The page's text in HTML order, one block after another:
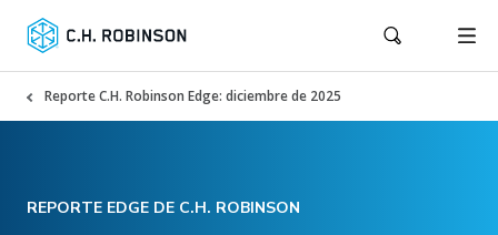
Reporte C.H. Robinson Edge: diciembre de 2025
REPORTE EDGE DE C.H. ROBINSON